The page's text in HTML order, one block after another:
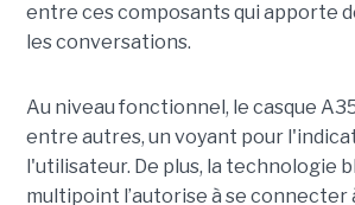
entre ces composants qui apporte
les conversations.
Au niveau fonctionnel, le casque
entre autres, un voyant pour
l'utilisateur. De plus, la technologie
multipoint l’autorise à se connecter